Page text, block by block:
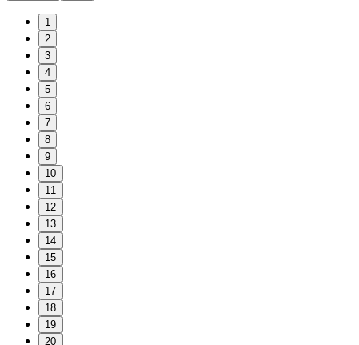
1
2
3
4
5
6
7
8
9
10
11
12
13
14
15
16
17
18
19
20